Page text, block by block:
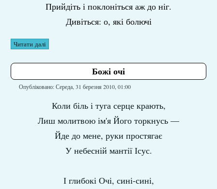
Прийдіть і поклоніться аж до ніг.
Дивіться: о, які болючі
Читати далі
Божі очі
Опубліковано: Середа, 31 березня 2010, 01:00
Коли біль і туга серце крають,
Лиш молитвою ім'я Його торкнусь —
Йде до мене, руки простягає
У небесній мантії Ісус.
І глибокі Очі, сині-сині,